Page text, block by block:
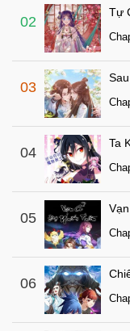
Chapter 104
Chapter 103
Chapter 102
Chapter 101
Chapter 100
Chapter 99
Chapter 98
Chapter 97
Chapter 96
Chapter 95
Chapter 94
Chapter 93
02
Tự
03
04
Ta
05
06